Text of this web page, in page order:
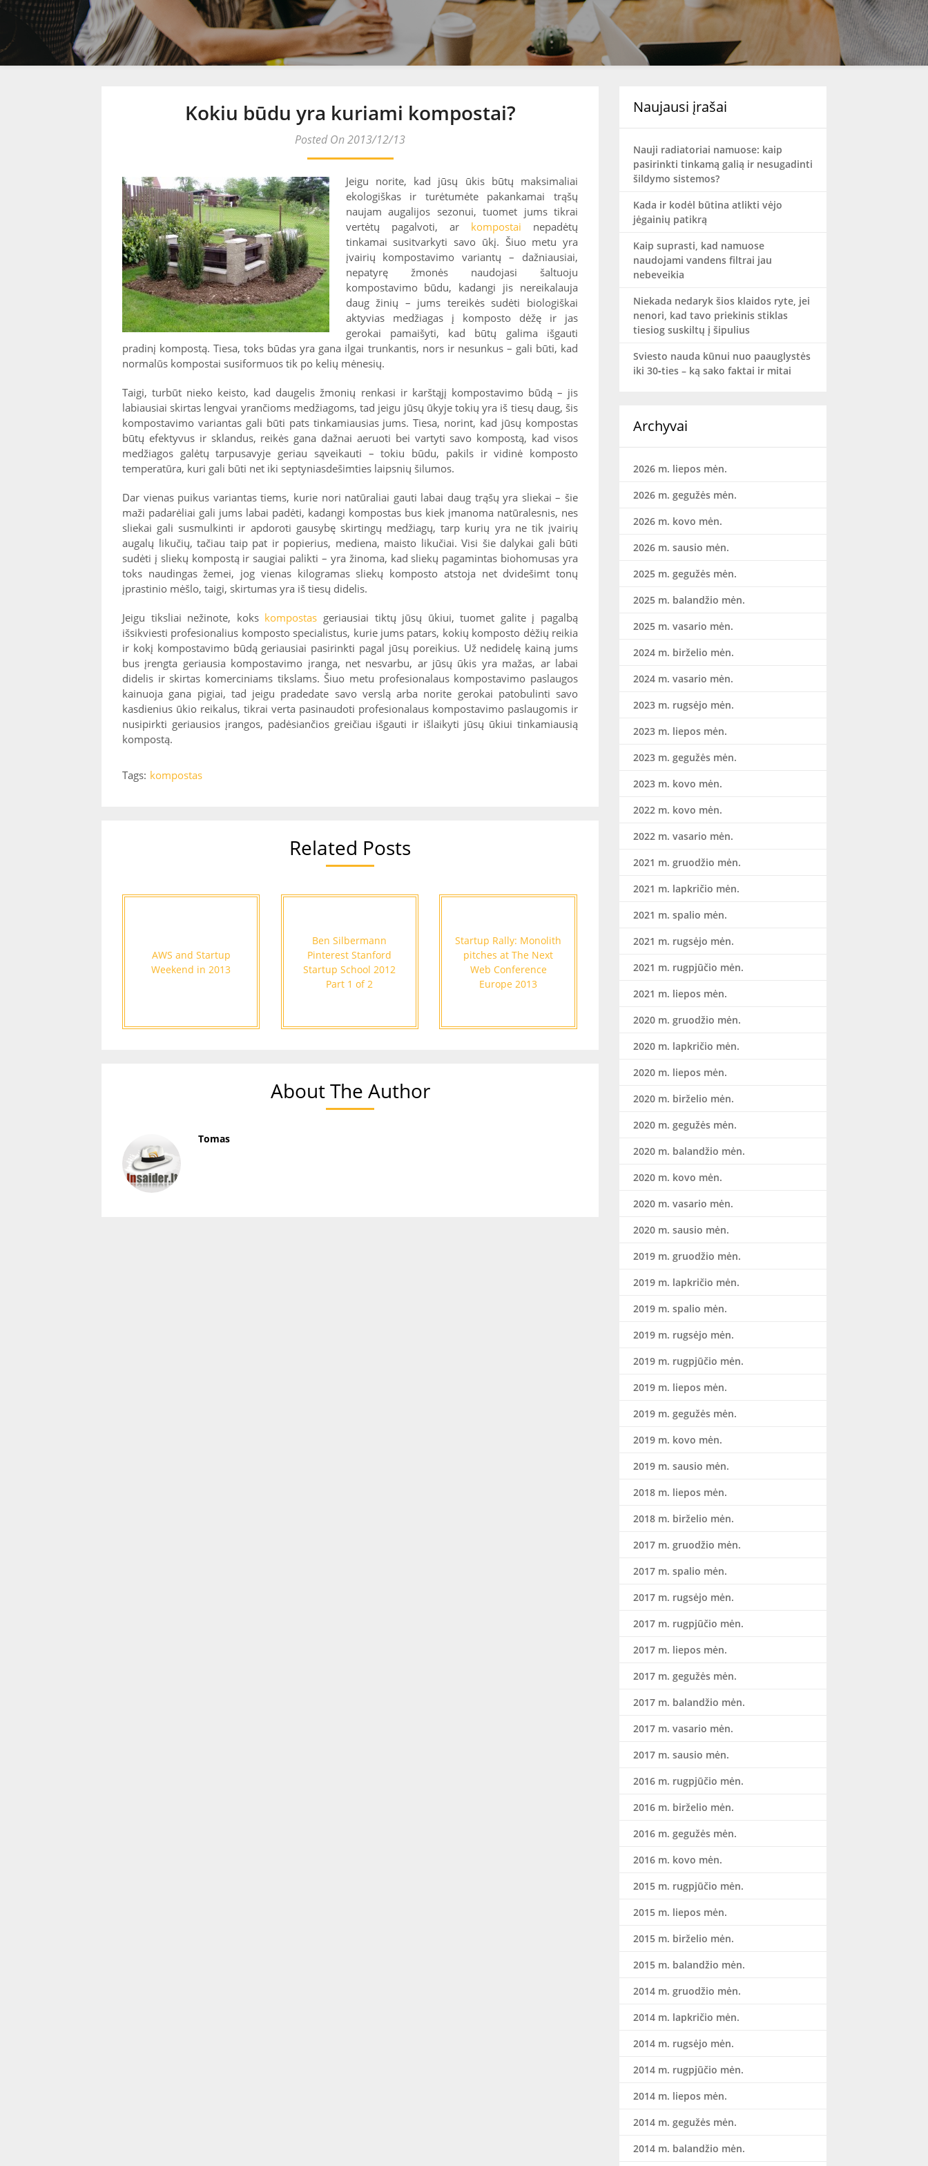
Kokiu būdu yra kuriami kompostai?
Posted On 2013/12/13
Jeigu norite, kad jūsų ūkis būtų maksimaliai
ekologiškas ir turėtumėte pakankamai trąšų
naujam augalijos sezonui, tuomet jums tikrai
vertėtų pagalvoti, ar kompostai nepadėtų
tinkamai susitvarkyti savo ūkį. Šiuo metu yra
įvairių kompostavimo variantų – dažniausiai,
nepatyrę žmonės naudojasi šaltuoju
kompostavimo būdu, kadangi jis nereikalauja
daug žinių – jums tereikės sudėti biologiškai
aktyvias medžiagas į komposto dėžę ir jas
gerokai pamaišyti, kad būtų galima išgauti
pradinį kompostą. Tiesa, toks būdas yra gana ilgai trunkantis, nors ir nesunkus – gali būti, kad
normalūs kompostai susiformuos tik po kelių mėnesių.
Taigi, turbūt nieko keisto, kad daugelis žmonių renkasi ir karštąjį kompostavimo būdą – jis
labiausiai skirtas lengvai yrančioms medžiagoms, tad jeigu jūsų ūkyje tokių yra iš tiesų daug, šis
kompostavimo variantas gali būti pats tinkamiausias jums. Tiesa, norint, kad jūsų kompostas
būtų efektyvus ir sklandus, reikės gana dažnai aeruoti bei vartyti savo kompostą, kad visos
medžiagos galėtų tarpusavyje geriau sąveikauti – tokiu būdu, pakils ir vidinė komposto
temperatūra, kuri gali būti net iki septyniasdešimties laipsnių šilumos.
Dar vienas puikus variantas tiems, kurie nori natūraliai gauti labai daug trąšų yra sliekai – šie
maži padarėliai gali jums labai padėti, kadangi kompostas bus kiek įmanoma natūralesnis, nes
sliekai gali susmulkinti ir apdoroti gausybę skirtingų medžiagų, tarp kurių yra ne tik įvairių
augalų likučių, tačiau taip pat ir popierius, mediena, maisto likučiai. Visi šie dalykai gali būti
sudėti į sliekų kompostą ir saugiai palikti – yra žinoma, kad sliekų pagamintas biohomusas yra
toks naudingas žemei, jog vienas kilogramas sliekų komposto atstoja net dvidešimt tonų
įprastinio mėšlo, taigi, skirtumas yra iš tiesų didelis.
Jeigu tiksliai nežinote, koks kompostas geriausiai tiktų jūsų ūkiui, tuomet galite į pagalbą
išsikviesti profesionalius komposto specialistus, kurie jums patars, kokių komposto dėžių reikia
ir kokį kompostavimo būdą geriausiai pasirinkti pagal jūsų poreikius. Už nedidelę kainą jums
bus įrengta geriausia kompostavimo įranga, net nesvarbu, ar jūsų ūkis yra mažas, ar labai
didelis ir skirtas komerciniams tikslams. Šiuo metu profesionalaus kompostavimo paslaugos
kainuoja gana pigiai, tad jeigu pradedate savo verslą arba norite gerokai patobulinti savo
kasdienius ūkio reikalus, tikrai verta pasinaudoti profesionalaus kompostavimo paslaugomis ir
nusipirkti geriausios įrangos, padėsiančios greičiau išgauti ir išlaikyti jūsų ūkiui tinkamiausią
kompostą.
Tags: kompostas
Related Posts
AWS and Startup
Weekend in 2013
Ben Silbermann
Pinterest Stanford
Startup School 2012
Part 1 of 2
Startup Rally: Monolith
pitches at The Next
Web Conference
Europe 2013
About The Author
Tomas
Naujausi įrašai
Nauji radiatoriai namuose: kaip
pasirinkti tinkamą galią ir nesugadinti
šildymo sistemos?
Kada ir kodėl būtina atlikti vėjo
jėgainių patikrą
Kaip suprasti, kad namuose
naudojami vandens filtrai jau
nebeveikia
Niekada nedaryk šios klaidos ryte, jei
nenori, kad tavo priekinis stiklas
tiesiog suskiltų į šipulius
Sviesto nauda kūnui nuo paauglystės
iki 30‑ties – ką sako faktai ir mitai
Archyvai
2026 m. liepos mėn.
2026 m. gegužės mėn.
2026 m. kovo mėn.
2026 m. sausio mėn.
2025 m. gegužės mėn.
2025 m. balandžio mėn.
2025 m. vasario mėn.
2024 m. birželio mėn.
2024 m. vasario mėn.
2023 m. rugsėjo mėn.
2023 m. liepos mėn.
2023 m. gegužės mėn.
2023 m. kovo mėn.
2022 m. kovo mėn.
2022 m. vasario mėn.
2021 m. gruodžio mėn.
2021 m. lapkričio mėn.
2021 m. spalio mėn.
2021 m. rugsėjo mėn.
2021 m. rugpjūčio mėn.
2021 m. liepos mėn.
2020 m. gruodžio mėn.
2020 m. lapkričio mėn.
2020 m. liepos mėn.
2020 m. birželio mėn.
2020 m. gegužės mėn.
2020 m. balandžio mėn.
2020 m. kovo mėn.
2020 m. vasario mėn.
2020 m. sausio mėn.
2019 m. gruodžio mėn.
2019 m. lapkričio mėn.
2019 m. spalio mėn.
2019 m. rugsėjo mėn.
2019 m. rugpjūčio mėn.
2019 m. liepos mėn.
2019 m. gegužės mėn.
2019 m. kovo mėn.
2019 m. sausio mėn.
2018 m. liepos mėn.
2018 m. birželio mėn.
2017 m. gruodžio mėn.
2017 m. spalio mėn.
2017 m. rugsėjo mėn.
2017 m. rugpjūčio mėn.
2017 m. liepos mėn.
2017 m. gegužės mėn.
2017 m. balandžio mėn.
2017 m. vasario mėn.
2017 m. sausio mėn.
2016 m. rugpjūčio mėn.
2016 m. birželio mėn.
2016 m. gegužės mėn.
2016 m. kovo mėn.
2015 m. rugpjūčio mėn.
2015 m. liepos mėn.
2015 m. birželio mėn.
2015 m. balandžio mėn.
2014 m. gruodžio mėn.
2014 m. lapkričio mėn.
2014 m. rugsėjo mėn.
2014 m. rugpjūčio mėn.
2014 m. liepos mėn.
2014 m. gegužės mėn.
2014 m. balandžio mėn.